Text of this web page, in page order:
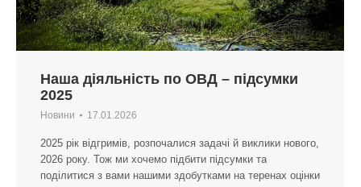
Наша діяльність по ОВД – підсумки
2025
Новини 17.01.2026
2025 рік відгримів, розпочалися задачі й виклики нового,
2026 року. Тож ми хочемо підбити підсумки та
поділитися з вами нашими здобутками на теренах оцінки